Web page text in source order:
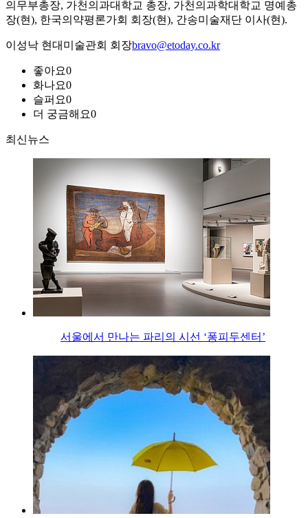
의무부총장, 가천의과대학교 총장, 가천의과학대학교 명예총
장(현), 한국의약평론가회 회장(현), 간송미술재단 이사(현).
이성낙 현대미술관회 회장bravo@etoday.co.kr
좋아요0
화나요0
슬퍼요0
더 궁금해요0
최신뉴스
서울에서 만나는 파리의 시선 ‘퐁피두센터’